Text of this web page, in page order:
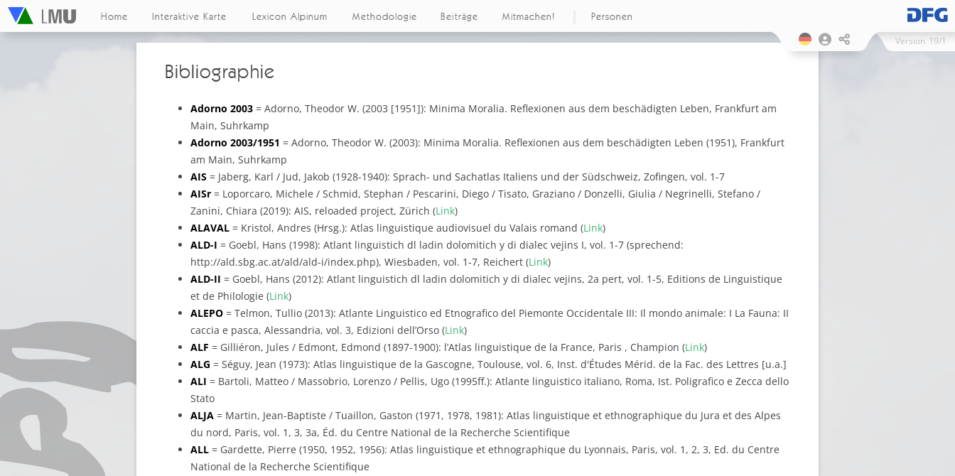
Home Interaktive Karte Lexicon Alpinum Methodologie Beiträge Mitmachen! Personen
Version 19/1
Bibliographie
Adorno 2003 = Adorno, Theodor W. (2003 [1951]): Minima Moralia. Reflexionen aus dem beschädigten Leben, Frankfurt am
Main, Suhrkamp
Adorno 2003/1951 = Adorno, Theodor W. (2003): Minima Moralia. Reflexionen aus dem beschädigten Leben (1951), Frankfurt
am Main, Suhrkamp
AIS = Jaberg, Karl / Jud, Jakob (1928-1940): Sprach- und Sachatlas Italiens und der Südschweiz, Zofingen, vol. 1-7
AISr = Loporcaro, Michele / Schmid, Stephan / Pescarini, Diego / Tisato, Graziano / Donzelli, Giulia / Negrinelli, Stefano /
Zanini, Chiara (2019): AIS, reloaded project, Zürich (Link)
ALAVAL = Kristol, Andres (Hrsg.): Atlas linguistique audiovisuel du Valais romand (Link)
ALD-I = Goebl, Hans (1998): Atlant linguistich dl ladin dolomitich y di dialec vejins I, vol. 1-7 (sprechend:
http://ald.sbg.ac.at/ald/ald-i/index.php), Wiesbaden, vol. 1-7, Reichert (Link)
ALD-II = Goebl, Hans (2012): Atlant linguistich dl ladin dolomitich y di dialec vejins, 2a pert, vol. 1-5, Editions de Linguistique
et de Philologie (Link)
ALEPO = Telmon, Tullio (2013): Atlante Linguistico ed Etnografico del Piemonte Occidentale III: Il mondo animale: I La Fauna: II
caccia e pasca, Alessandria, vol. 3, Edizioni dell’Orso (Link)
ALF = Gilliéron, Jules / Edmont, Edmond (1897-1900): l’Atlas linguistique de la France, Paris , Champion (Link)
ALG = Séguy, Jean (1973): Atlas linguistique de la Gascogne, Toulouse, vol. 6, Inst. d'Études Mérid. de la Fac. des Lettres [u.a.]
ALI = Bartoli, Matteo / Massobrio, Lorenzo / Pellis, Ugo (1995ff.): Atlante linguistico italiano, Roma, Ist. Poligrafico e Zecca dello
Stato
ALJA = Martin, Jean-Baptiste / Tuaillon, Gaston (1971, 1978, 1981): Atlas linguistique et ethnographique du Jura et des Alpes
du nord, Paris, vol. 1, 3, 3a, Éd. du Centre National de la Recherche Scientifique
ALL = Gardette, Pierre (1950, 1952, 1956): Atlas linguistique et ethnographique du Lyonnais, Paris, vol. 1, 2, 3, Ed. du Centre
National de la Recherche Scientifique